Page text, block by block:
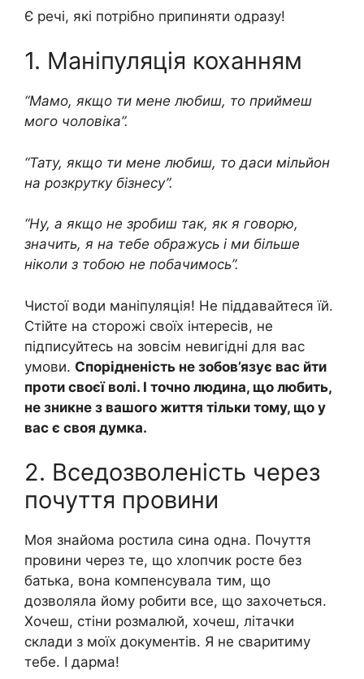
Є речі, які потрібно припиняти одразу!
1. Маніпуляція коханням
“Мамо, якщо ти мене любиш, то приймеш
мого чоловіка”.
“Тату, якщо ти мене любиш, то даси мільйон
на розкрутку бізнесу”.
“Ну, а якщо не зробиш так, як я говорю,
значить, я на тебе ображусь і ми більше
ніколи з тобою не побачимось”.
Чистої води маніпуляція! Не піддавайтеся їй.
Стійте на сторожі своїх інтересів, не
підписуйтесь на зовсім невигідні для вас
умови. Спорідненість не зобов’язує вас йти
проти своєї волі. І точно людина, що любить,
не зникне з вашого життя тільки тому, що у
вас є своя думка.
2. Вседозволеність через
почуття провини
Моя знайома ростила сина одна. Почуття
провини через те, що хлопчик росте без
батька, вона компенсувала тим, що
дозволяла йому робити все, що захочеться.
Хочеш, стіни розмалюй, хочеш, літачки
склади з моїх документів. Я не сваритиму
тебе. І дарма!